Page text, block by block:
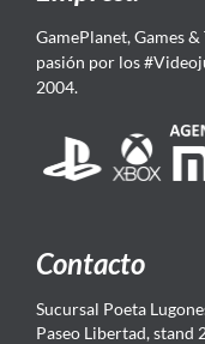
GamePlanet, Games
pasión por los
2004.
Contacto
Sucursal Poeta
Paseo Libertad, stand